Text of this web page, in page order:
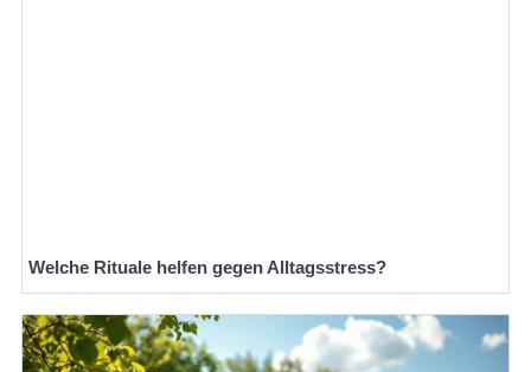
Welche Rituale helfen gegen Alltagsstress?